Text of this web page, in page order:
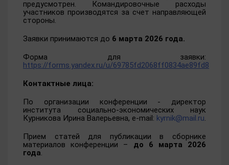
предусмотрен. Командировочные расходы
участников производятся за счет направляющей
стороны.
Заявки принимаются до 6 марта 2026 года.
Форма для заявки:
https://forms.yandex.ru/u/69785fd2068ff0834ae89fd8
Контактные лица:
По организации конференции - директор
института социально-экономических наук
Курникова Ирина Валерьевна, e-mail: kyrnik@mail.ru
Прием статей для публикации в сборнике
материалов конференции – до 6 марта 2026
года